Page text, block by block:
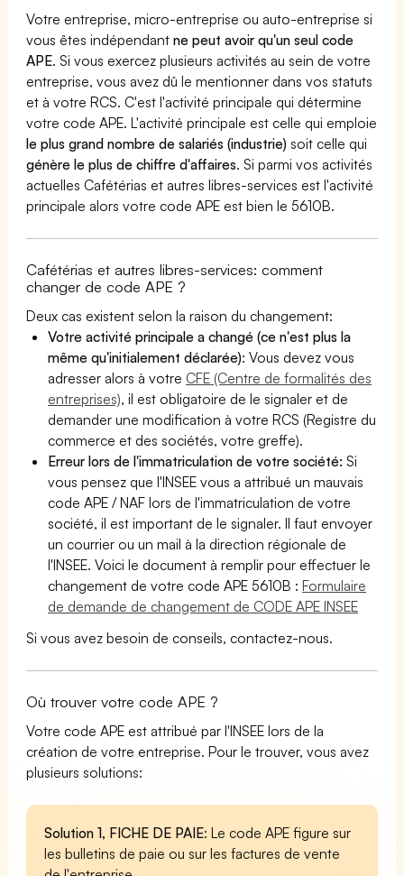
Votre entreprise, micro-entreprise ou auto-entreprise si
vous êtes indépendantne peut avoir qu'un seul code
APE. Si vous exercez plusieurs activités au sein de votre
entreprise, vous avez dû le mentionner dans vos statuts
et à votre RCS. C'est l'activité principale qui détermine
votre code APE. L'activité principale est celle qui emploie
le plus grand nombre de salariés (industrie) soit celle qui
génère le plus de chiffre d'affaires. Si parmi vos activités
actuelles Cafétérias et autres libres-services est l'activité
principale alors votre code APE est bien le 5610B.
Cafétérias et autres libres-services: comment
changer de code APE ?
Deux cas existent selon la raison du changement:
Votre activité principale a changé (ce n'est plus la
même qu'initialement déclarée): Vous devez vous
adresser alors à votre CFE (Centre de formalités des
entreprises), il est obligatoire de le signaler et de
demander une modification à votre RCS (Registre du
commerce et des sociétés, votre greffe).
Erreur lors de l'immatriculation de votre société:Si
vous pensez que l'INSEE vous a attribué un mauvais
code APE / NAF lors de l'immatriculation de votre
société, il est important de le signaler. Il faut envoyer
un courrier ou un mail à la direction régionale de
l'INSEE. Voici le document à remplir pour effectuer le
changement de votre code APE 5610B :Formulaire
de demande de changement de CODE APE INSEE
Si vous avez besoin de conseils, contactez-nous.
Où trouver votre code APE ?
Votre code APE est attribué par l'INSEE lors de la
création de votre entreprise. Pour le trouver, vous avez
plusieurs solutions:
Solution 1, FICHE DE PAIE: Le code APE figure sur
les bulletins de paie ou sur les factures de vente